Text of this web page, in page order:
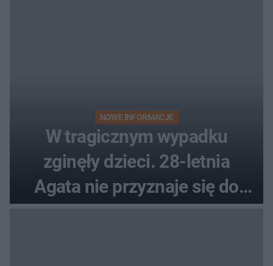
NOWE INFORMACJE
W tragicznym wypadku
zginęły dzieci. 28-letnia
Agata nie przyznaje się do
winy